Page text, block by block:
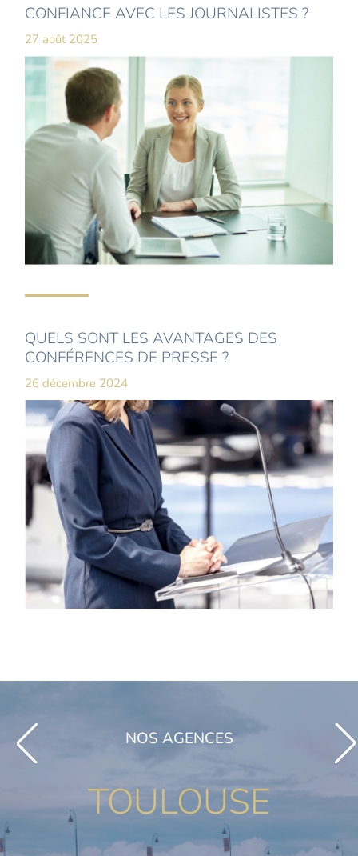
CONFIANCE AVEC LES JOURNALISTES ?
27 août 2025
QUELS SONT LES AVANTAGES DES
CONFÉRENCES DE PRESSE ?
26 décembre 2024
NOS AGENCES
TOULOUSE